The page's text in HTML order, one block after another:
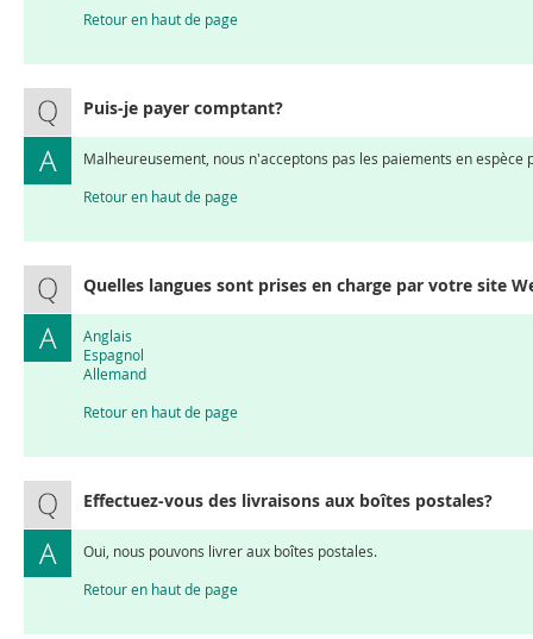
Retour en haut de page
Puis-je payer comptant?
Malheureusement, nous n'acceptons pas les paiements en espèce
Retour en haut de page
Quelles langues sont prises en charge par votre site
Anglais
Espagnol
Allemand
Retour en haut de page
Effectuez-vous des livraisons aux boîtes postales?
Oui, nous pouvons livrer aux boîtes postales.
Retour en haut de page